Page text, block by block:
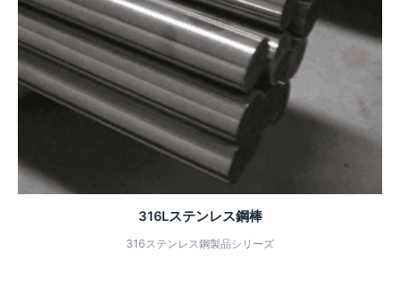
316Lステンレス鋼棒
316ステンレス鋼製品シリーズ